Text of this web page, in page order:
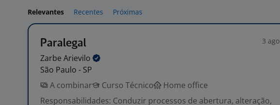
Relevantes Recentes Próximas
Paralegal 3 ago
Zarbe Arievilo
São Paulo - SP
A combinar
Curso Técnico
Home office
Responsabilidades: Conduzir processos de abertura, alteração,